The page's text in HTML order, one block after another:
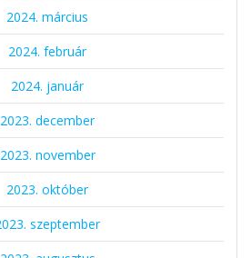
2024. március
2024. február
2024. január
2023. december
2023. november
2023. október
szeptember